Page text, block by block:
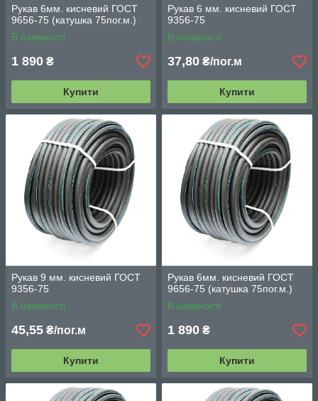
Рукав 6мм. кисневий ГОСТ
9656-75 (катушка 75пог.м.)
В наявності
1 890 ₴
Купити
Рукав 6 мм. кисневий ГОСТ
9356-75
В наявності
37,80 ₴/пог.м
Купити
Рукав 9 мм. кисневий ГОСТ
9356-75
В наявності
45,55 ₴/пог.м
Купити
Рукав 6мм. кисневий ГОСТ
9656-75 (катушка 75пог.м.)
В наявності
1 890 ₴
Купити